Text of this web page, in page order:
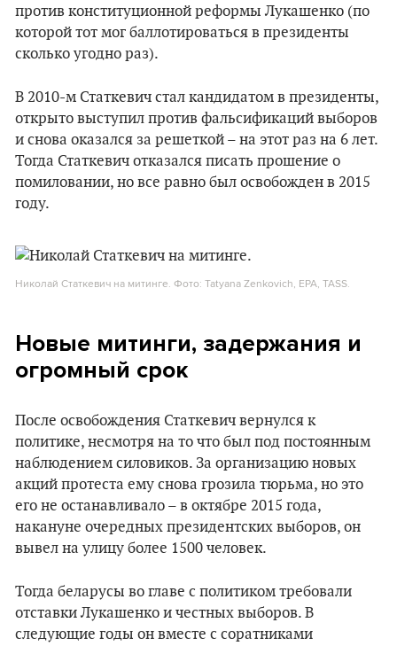
против конституционной реформы Лукашенко (по
которой тот мог баллотироваться в президенты
сколько угодно раз).
В 2010-м Статкевич стал кандидатом в президенты,
открыто выступил против фальсификаций выборов
и снова оказался за решеткой – на этот раз на 6 лет.
Тогда Статкевич отказался писать прошение о
помиловании, но все равно был освобожден в 2015
году.
Николай Статкевич на митинге. Фото: Tatyana Zenkovich, EPA, TASS.
Новые митинги, задержания и
огромный срок
После освобождения Статкевич вернулся к
политике, несмотря на то что был под постоянным
наблюдением силовиков. За организацию новых
акций протеста ему снова грозила тюрьма, но это
его не останавливало – в октябре 2015 года,
накануне очередных президентских выборов, он
вывел на улицу более 1500 человек.
Тогда беларусы во главе с политиком требовали
отставки Лукашенко и честных выборов. В
следующие годы он вместе с соратниками